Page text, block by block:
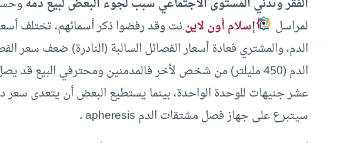
لمراسل
إسلام أون لاين.نت وقد رفضوا ذكر أسمائهم، تختلف
الدم، والمشتري فعادة أسعار الفصائل السالبة (النادرة) ضعف سعر
الدم (450 مليلتر) من شخص لأخر فالمدمنين ومحترفي البيع
سيتبرع على جهاز فصل مشتقات الدم apheresis .